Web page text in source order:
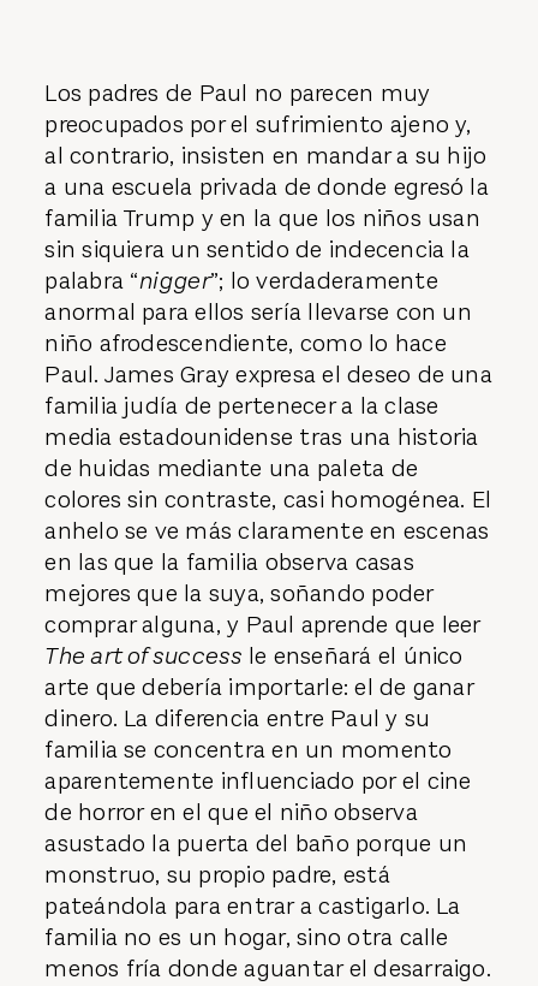
Los padres de Paul no parecen muy
preocupados por el sufrimiento ajeno y,
al contrario, insisten en mandar a su hijo
a una escuela privada de donde egresó la
familia Trump y en la que los niños usan
sin siquiera un sentido de indecencia la
palabra “nigger”; lo verdaderamente
anormal para ellos sería llevarse con un
niño afrodescendiente, como lo hace
Paul. James Gray expresa el deseo de una
familia judía de pertenecer a la clase
media estadounidense tras una historia
de huidas mediante una paleta de
colores sin contraste, casi homogénea. El
anhelo se ve más claramente en escenas
en las que la familia observa casas
mejores que la suya, soñando poder
comprar alguna, y Paul aprende que leer
The art of success le enseñará el único
arte que debería importarle: el de ganar
dinero. La diferencia entre Paul y su
familia se concentra en un momento
aparentemente influenciado por el cine
de horror en el que el niño observa
asustado la puerta del baño porque un
monstruo, su propio padre, está
pateándola para entrar a castigarlo. La
familia no es un hogar, sino otra calle
menos fría donde aguantar el desarraigo.